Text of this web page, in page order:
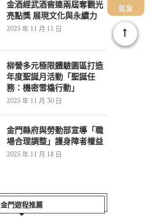
金酒經武酒窖連兩屆奪觀光
亮點獎 展現文化與永續力
2025 年 11 月 11 日
柳營多元極限體驗園區打造
年度聖誕月活動「聖誕任
務：機密雪橇行動」
2025 年 11 月 30 日
金門縣府與勞動部宣導「職
場合理調整」護身障者權益
2025 年 11 月 18 日
金門遊程推薦
氣象